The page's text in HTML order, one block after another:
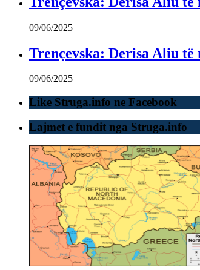
09/06/2025
Trençevska: Derisa Aliu të
09/06/2025
Like Struga.info ne Facebook
Lajmet e fundit nga Struga.info